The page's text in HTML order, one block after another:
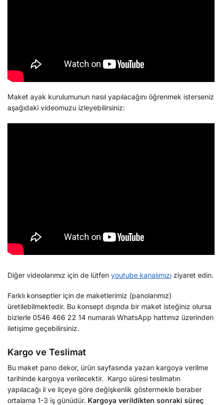
Maket ayak kurulumunun nasıl yapılacağını öğrenmek isterseniz
aşağıdaki videomuzu izleyebilirsiniz:
Diğer videolarımız için de lütfen youtube kanalımızı ziyaret edin.
Farklı konseptler için de maketlerimiz (panolarımız)
üretilebilmektedir. Bu konsept dışında bir maket isteğiniz olursa
bizlerle 0546 466 22 14 numaralı WhatsApp hattımız üzerinden
iletişime geçebilirsiniz.
Kargo ve Teslimat
Bu maket pano dekor, ürün sayfasında yazan kargoya verilme
tarihinde kargoya verilecektir. Kargo süresi teslimatın
yapılacağı il ve ilçeye göre değişkenlik göstermekle beraber
ortalama 1-3 iş günüdür. Kargoya verildikten sonraki süreç